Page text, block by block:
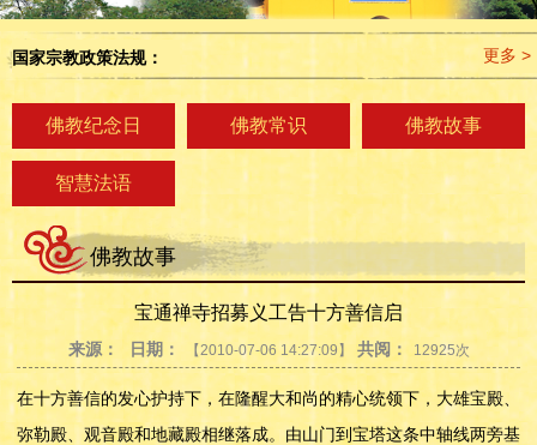
国家宗教政策法规： 更多 >
佛教纪念日 佛教常识 佛教故事
智慧法语
佛教故事
宝通禅寺招募义工告十方善信启
来源： 日期： 【2010-07-06 14:27:09】 共阅： 12925次
在十方善信的发心护持下，在隆醒大和尚的精心统领下，大雄宝殿、
弥勒殿、观音殿和地藏殿相继落成。由山门到宝塔这条中轴线两旁基